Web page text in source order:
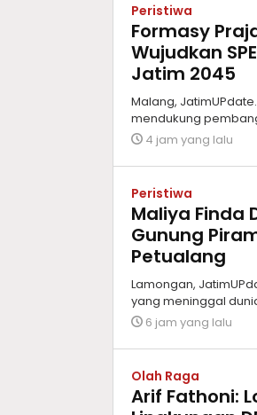
Peristiwa
Formasy
Wujudkan
Jatim 2045
Malang,
mendukung
4 jam yang lalu
Peristiwa
Maliya Finda
Gunung
Petualang
Lamongan,
yang meninggal
6 jam yang lalu
Olah Raga
Arif Fathoni: